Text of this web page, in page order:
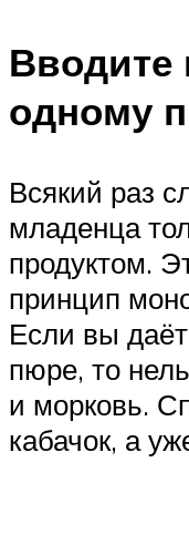
Вводите
одному
Всякий раз
младенца
продуктом.
принцип
Если вы
пюре, то
и морковь.
кабачок, а